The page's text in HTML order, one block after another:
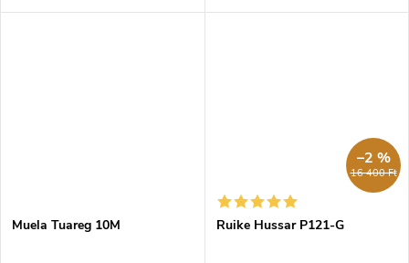
közepesen méretű outdoor
természetbe, vadászathoz vagy
Muela Tuareg 10M
16 400 Ft
–2 %
Ruike Hussar P121-G